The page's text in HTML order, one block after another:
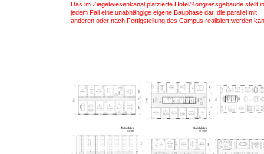
Das im Ziegelwiesenkanal platzierte Hotel/Kongressgebäude stellt in
jedem Fall eine unabhängige eigene Bauphase dar, die parallel mit
anderen oder nach Fertigstellung des Campus realisiert werden